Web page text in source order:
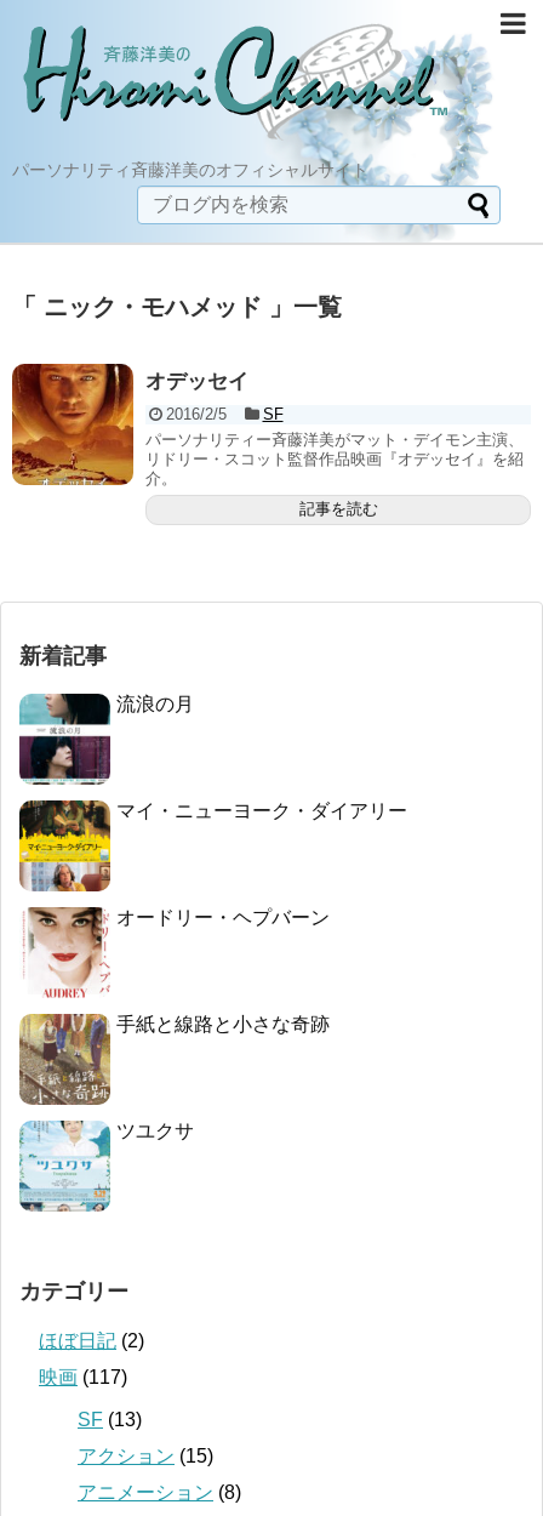
パーソナリティ斉藤洋美のオフィシャルサイト
「 ニック・モハメッド 」一覧
オデッセイ
2016/2/5
SF
パーソナリティー斉藤洋美がマット・デイモン主演、
リドリー・スコット監督作品映画『オデッセイ』を紹
介。
記事を読む
新着記事
流浪の月
マイ・ニューヨーク・ダイアリー
オードリー・ヘプバーン
手紙と線路と小さな奇跡
ツユクサ
カテゴリー
ほぼ日記 (2)
映画 (117)
SF (13)
アクション (15)
アニメーション (8)